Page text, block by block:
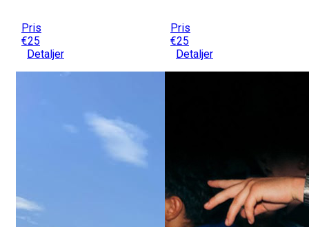
Pris
€25
Detaljer
Pris
€25
Detaljer